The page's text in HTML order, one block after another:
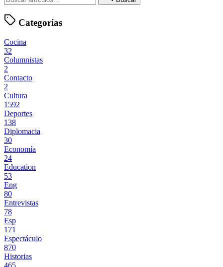
Categorías
Cocina
32
Columnistas
2
Contacto
2
Cultura
1592
Deportes
138
Diplomacia
30
Economía
24
Education
53
Eng
80
Entrevistas
78
Esp
171
Espectáculo
870
Historias